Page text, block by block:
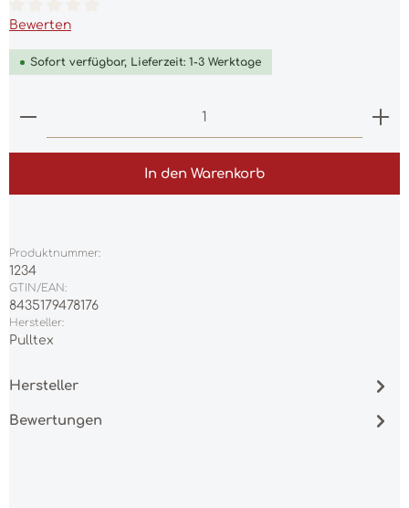
Durchschnittliche Bewertung von 0 von 5 Sternen
Bewerten
Sofort verfügbar, Lieferzeit: 1-3 Werktage
Produkt Anzahl: Gib den gewünschten Wert
In den Warenkorb
Produktnummer:
1234
GTIN/EAN:
8435179478176
Hersteller:
Pulltex
Hersteller
Bewertungen